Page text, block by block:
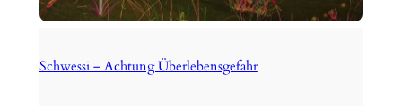
Schwessi – Achtung Überlebensgefahr